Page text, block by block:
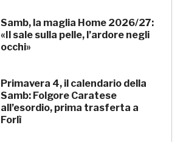
Samb, la maglia Home 2026/27:
«Il sale sulla pelle, l’ardore negli
occhi»
Primavera 4, il calendario della
Samb: Folgore Caratese
all’esordio, prima trasferta a
Forlì